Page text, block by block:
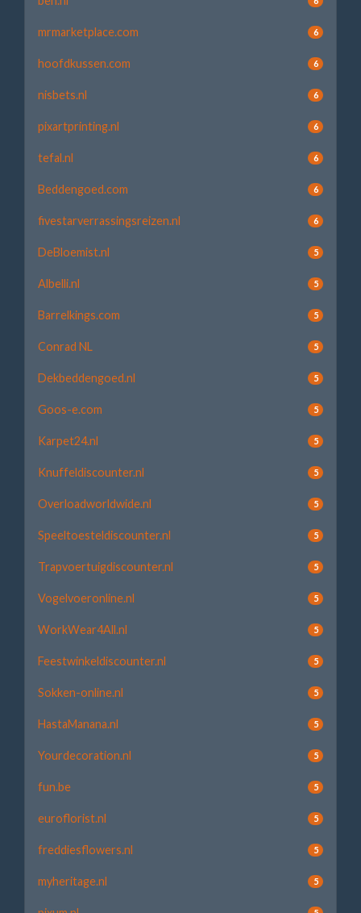
mrmarketplace.com 6
hoofdkussen.com 6
nisbets.nl 6
pixartprinting.nl 6
tefal.nl 6
Beddengoed.com 6
fivestarverrassingsreizen.nl 6
DeBloemist.nl 5
Albelli.nl 5
Barrelkings.com 5
Conrad NL 5
Dekbeddengoed.nl 5
Goos-e.com 5
Karpet24.nl 5
Knuffeldiscounter.nl 5
Overloadworldwide.nl 5
Speeltoesteldiscounter.nl 5
Trapvoertuigdiscounter.nl 5
Vogelvoeronline.nl 5
WorkWear4All.nl 5
Feestwinkeldiscounter.nl 5
Sokken-online.nl 5
HastaManana.nl 5
Yourdecoration.nl 5
fun.be 5
euroflorist.nl 5
freddiesflowers.nl 5
myheritage.nl 5